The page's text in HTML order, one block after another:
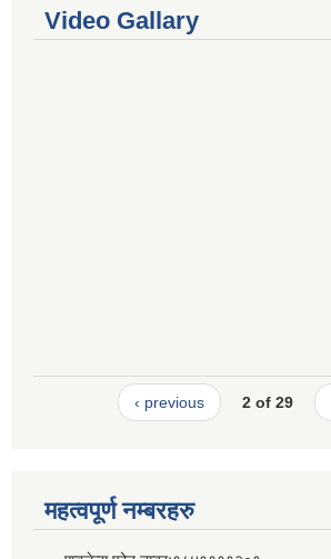
Video Gallary
‹ previous 2 of 29
महत्वपूर्ण नम्बरहरु